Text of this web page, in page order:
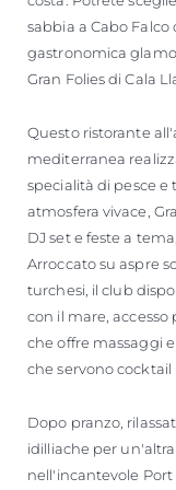
sabbia a Cabo
gastronomica
Gran Folies di Cala
Questo ristorante
mediterranea
specialità di pesce e
atmosfera vivace,
DJ set e feste a
Arroccato su aspre
turchesi, il club
con il mare,
che offre massaggi
che servono
Dopo pranzo,
idilliache per
nell'incantevole Port